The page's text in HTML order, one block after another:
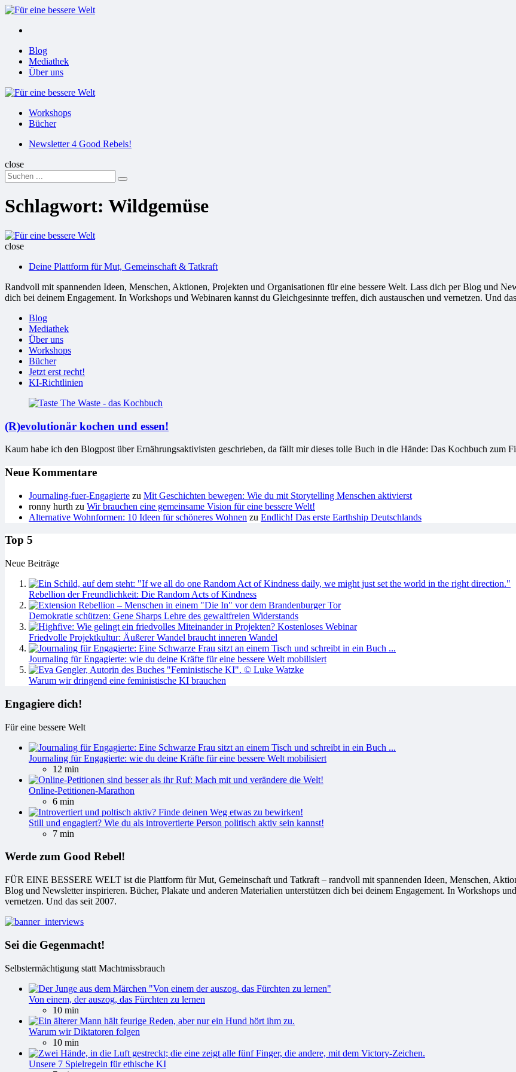
Menu
Menu
Blog
Mediathek
Über uns
Für
Workshops
Bücher
SuchenNewsletter 4 Good Rebels!
close
Search
for:
Suchen
Schlagwort: Wildgemüse
Für
Welt
close
Deine Plattform für Mut, Gemeinschaft & Tatkraft
Randvoll mit spannenden Ideen, Menschen, Aktionen, Projekten und Organisationen für eine bessere Welt. Lass dich per Blog und
dich bei deinem Engagement. In Workshops und Webinaren kannst du Gleichgesinnte treffen, dich austauschen und vernetzen. Und
Blog
Mediathek
Über uns
Workshops
Bücher
Jetzt erst recht!
KI-Richtlinien
(R)evolutionär kochen und essen!
Kaum habe ich den Blogpost über Ernährungsaktivisten geschrieben, da fällt mir dieses tolle Buch in die Hände: Das Kochbuch zum
Neue Kommentare
Journaling-fuer-Engagierte zu Mit Geschichten bewegen: Wie du mit Storytelling Menschen aktivierst
ronny hurth zu Wir brauchen eine gemeinsame Vision für eine bessere Welt!
Alternative Wohnformen: 10 Ideen für schöneres Wohnen zu Endlich! Das erste Earthship Deutschlands
Top 5
Neue Beiträge
Rebellion der Freundlichkeit: Die Random Acts of Kindness
Demokratie schützen: Gene Sharps Lehre des gewaltfreien Widerstands
Friedvolle Projektkultur: Äußerer Wandel braucht inneren Wandel
Journaling für Engagierte: wie du deine Kräfte für eine bessere Welt mobilisiert
Warum wir dringend eine feministische KI brauchen
Engagiere dich!
Für eine bessere Welt
Journaling für Engagierte: wie du deine Kräfte für eine bessere Welt mobilisiert
12 min
Online-Petitionen-Marathon
6 min
Still und engagiert? Wie du als introvertierte Person politisch aktiv sein kannst!
7 min
Werde zum Good Rebel!
FÜR EINE BESSERE WELT ist die Plattform für Mut, Gemeinschaft und Tatkraft – randvoll mit spannenden Ideen, Menschen,
Blog und Newsletter inspirieren. Bücher, Plakate und anderen Materialien unterstützen dich bei deinem Engagement. In Workshops
vernetzen. Und das seit 2007.
Sei die Gegenmacht!
Selbstermächtigung statt Machtmissbrauch
Von einem, der auszog, das Fürchten zu lernen
10 min
Warum wir Diktatoren folgen
10 min
Unsere 7 Spielregeln für ethische KI